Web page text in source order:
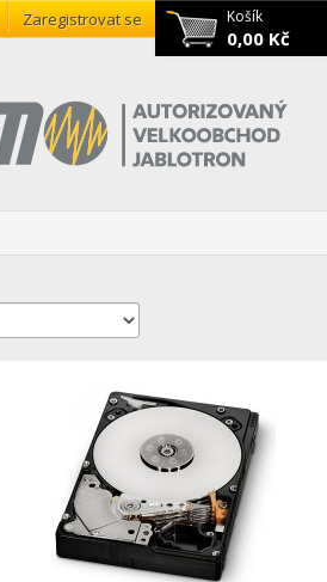
Košík
0,00 Kč
Zaregistrovat se